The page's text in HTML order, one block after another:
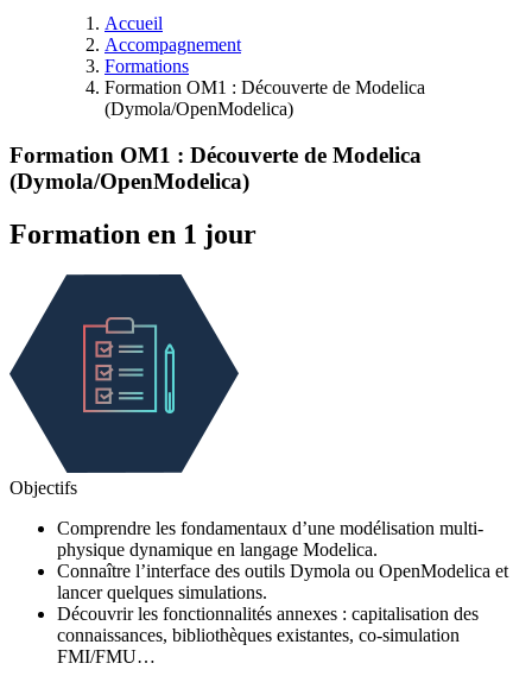
Accueil
Accompagnement
Formations
Formation OM1 : Découverte de Modelica
(Dymola/OpenModelica)
Formation OM1 : Découverte de Modelica
(Dymola/OpenModelica)
Formation en 1 jour
Objectifs
Comprendre les fondamentaux d’une modélisation multi-
physique dynamique en langage Modelica.
Connaître l’interface des outils Dymola ou OpenModelica et
lancer quelques simulations.
Découvrir les fonctionnalités annexes : capitalisation des
connaissances, bibliothèques existantes, co-simulation
FMI/FMU…